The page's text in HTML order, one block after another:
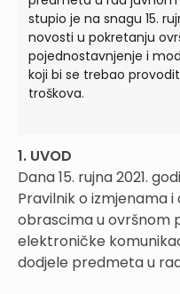
stupio je na snagu 15.
novosti u pokretanju
pojednostavnjenje i
koji bi se trebao
troškova.
1. UVOD
Dana 15. rujna 2021.
Pravilnik o izmjenama
obrascima u ovršnom
elektroničke
dodjele predmeta u